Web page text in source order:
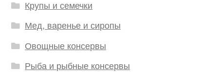
Крупы и семечки
Мед, варенье и сиропы
Овощные консервы
Рыба и рыбные консервы